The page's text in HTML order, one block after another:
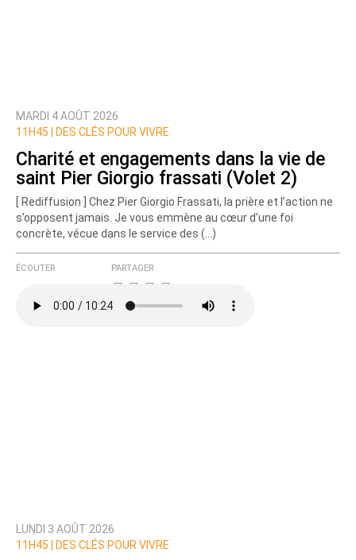
MARDI 4 AOÛT 2026
11H45 |
DES CLÉS POUR VIVRE
Charité et engagements dans la vie de
saint Pier Giorgio frassati (Volet 2)
[ Rediffusion ] Chez Pier Giorgio Frassati, la prière et l’action ne
s’opposent jamais. Je vous emmène au cœur d’une foi
concrète, vécue dans le service des (…)
ÉCOUTER PARTAGER
LUNDI 3 AOÛT 2026
11H45 |
DES CLÉS POUR VIVRE